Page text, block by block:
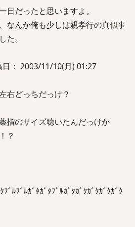
日だったと思いますよ。
なんか俺も少しは親孝行の真似事
た。
： 2003/11/10(月) 01:27
右どっちだっけ？
指のサイズ聴いたんだっけか
？
ﾞﾙﾌﾞﾙｶﾞﾀｶﾞﾀﾌﾞﾙｶﾞﾀｶﾞｸｶﾞｸｶﾞｸｶﾞｸ